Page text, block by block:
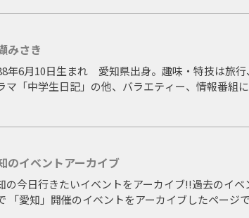
みさき
年6月10日生まれ 愛知県出身。趣味・特技は旅行
マ「中学生日記」の他、バラエティー、情報番組
電波アイドル出演 優勝 / 中京テレビ 情報パレット /
めちゃレンジャ→ アシスタントMC / H22～24 メ
] H19 TA☆RO組 学園天国 / H20 ベタベタBeter
のイベントアーカイブ
の今日行きたいイベントをアーカイブ!!過去のイ
「愛知」開催のイベントをアーカイブしたページで